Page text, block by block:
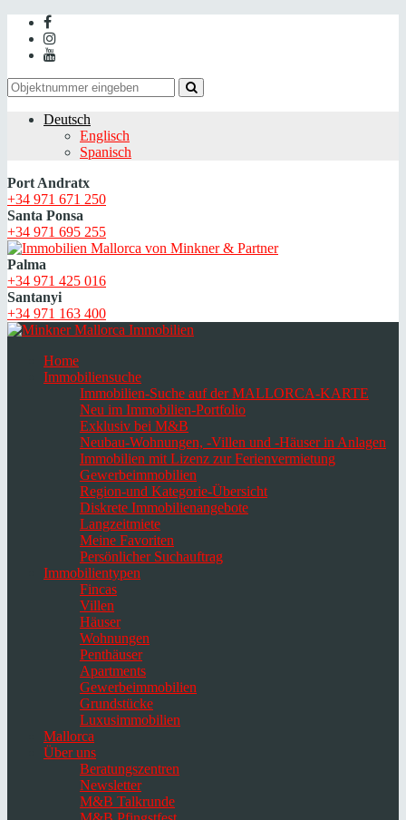
Deutsch
Englisch
Spanisch
Port Andratx
+34 971 671 250
Santa Ponsa
+34 971 695 255
Palma
+34 971 425 016
Santanyi
+34 971 163 400
Home
Immobiliensuche
Immobilien-Suche auf der MALLORCA-KARTE
Neu im Immobilien-Portfolio
Exklusiv bei M&B
Neubau-Wohnungen, -Villen und -Häuser in Anlagen
Immobilien mit Lizenz zur Ferienvermietung
Gewerbeimmobilien
Region-und Kategorie-Übersicht
Diskrete Immobilienangebote
Langzeitmiete
Meine Favoriten
Persönlicher Suchauftrag
Immobilientypen
Fincas
Villen
Häuser
Wohnungen
Penthäuser
Apartments
Gewerbeimmobilien
Grundstücke
Luxusimmobilien
Mallorca
Über uns
Beratungszentren
Newsletter
M&B Talkrunde